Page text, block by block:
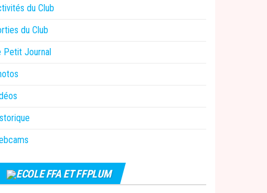
du Club
du Club
Petit Journal
ECOLE FFA ET FFPLUM